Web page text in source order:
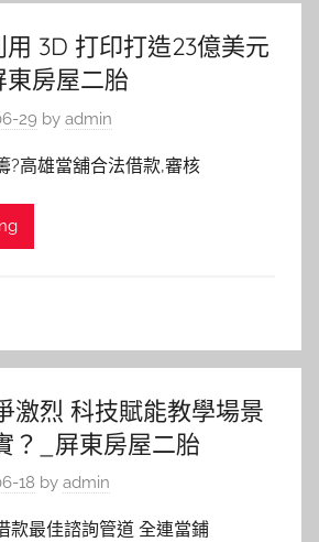
3D 打印打造23億美元
房屋二胎
29 by admin
?高雄當舖合法借款,審核
激烈 科技賦能教學場景
？_屏東房屋二胎
18 by admin
款最佳諮詢管道 全連當鋪